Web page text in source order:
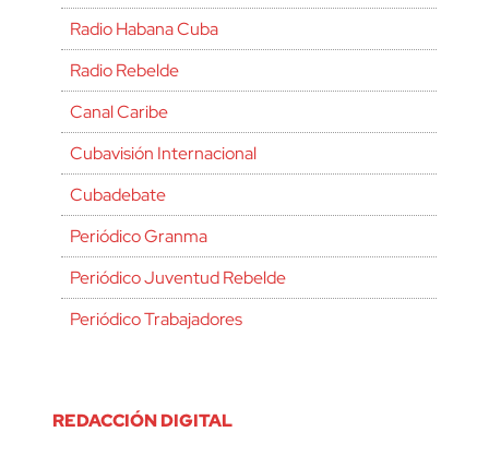
Radio Habana Cuba
Radio Rebelde
Canal Caribe
Cubavisión Internacional
Cubadebate
Periódico Granma
Periódico Juventud Rebelde
Periódico Trabajadores
REDACCIÓN DIGITAL